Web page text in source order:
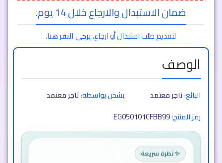
ضمان الاستبدال والارجاع خلال 14 يوم.
لتقديم طلب استبدال أو ارجاع،يرجى النقر هنا.
الوصف
البائع:تاجر معتمد يشحن بواسطة:تاجر معتمد
رمز المنتج:EG050101CFBB99
✨ نظرة سريعة